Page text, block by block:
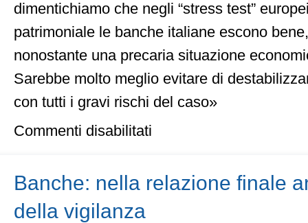
dimentichiamo che negli “stress test”
patrimoniale le banche italiane escono
nonostante una precaria situazione
Sarebbe molto meglio evitare di
con tutti i gravi rischi del caso»
Commenti disabilitati
Banche: nella relazione finale
della vigilanza